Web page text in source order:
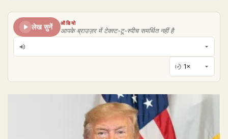
लेख सुनें
ऑडियो
आपके ब्राउज़र में टेक्स्ट-टू-स्पीच समर्थित नहीं है